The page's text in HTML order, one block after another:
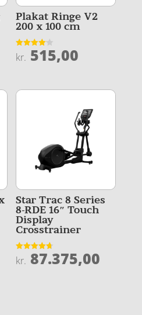
Plakat Ringe V2
200 x 100 cm
Vurderet
4.1
kr. 515,00
Star Trac 8 Series
8-RDE 16″ Touch
Display
Crosstrainer
Vurderet
4.7
kr. 87.375,00